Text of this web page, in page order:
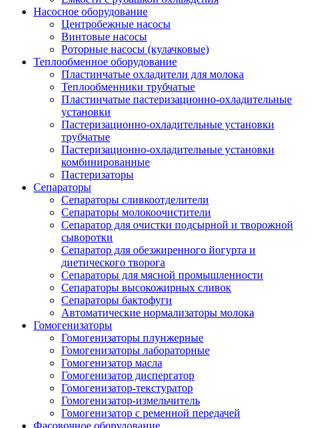
Насосное оборудование
Центробежные насосы
Винтовые насосы
Роторные насосы (кулачковые)
Теплообменное оборудование
Пластинчатые охладители для молока
Теплообменники трубчатые
Пластинчатые пастеризационно-охладительные
установки
Пастеризационно-охладительные установки
трубчатые
Пастеризационно-охладительные установки
комбинированные
Пастеризаторы
Сепараторы
Сепараторы сливкоотделители
Сепараторы молокоочистители
Сепаратор для очистки подсырной и творожной
сыворотки
Сепаратор для обезжиренного йогурта и
диетического творога
Сепараторы для мясной промышленности
Сепараторы высокожирных сливок
Сепараторы бактофуги
Автоматические нормализаторы молока
Гомогенизаторы
Гомогенизаторы плунжерные
Гомогенизаторы лабораторные
Гомогенизатор масла
Гомогенизатор диспергатор
Гомогенизатор-текстуратор
Гомогенизатор-измельчитель
Гомогенизатор с ременной передачей